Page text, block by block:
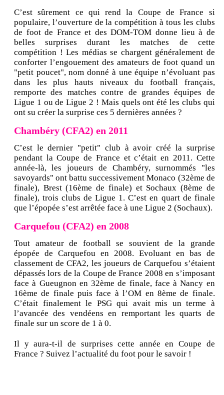
C’est sûrement ce qui rend la Coupe de France si
populaire, l’ouverture de la compétition à tous les clubs
de foot de France et des DOM-TOM donne lieu à de
belles surprises durant les matches de cette
compétition ! Les médias se chargent généralement de
conforter l’engouement des amateurs de foot quand un
"petit poucet", nom donné à une équipe n’évoluant pas
dans les plus hauts niveaux du football français,
remporte des matches contre de grandes équipes de
Ligue 1 ou de Ligue 2 ! Mais quels ont été les clubs qui
ont su créer la surprise ces 5 dernières années ?
Chambéry (CFA2) en 2011
C’est le dernier "petit" club à avoir créé la surprise
pendant la Coupe de France et c’était en 2011. Cette
année-là, les joueurs de Chambéry, surnommés "les
savoyards" ont battu successivement Monaco (32ème de
finale), Brest (16ème de finale) et Sochaux (8ème de
finale), trois clubs de Ligue 1. C’est en quart de finale
que l’épopée s’est arrêtée face à une Ligue 2 (Sochaux).
Carquefou (CFA2) en 2008
Tout amateur de football se souvient de la grande
épopée de Carquefou en 2008. Evoluant en bas de
classement de CFA2, les joueurs de Carquefou s’étaient
dépassés lors de la Coupe de France 2008 en s’imposant
face à Gueugnon en 32ème de finale, face à Nancy en
16ème de finale puis face à l’OM en 8ème de finale.
C’était finalement le PSG qui avait mis un terme à
l’avancée des vendéens en remportant les quarts de
finale sur un score de 1 à 0.
Il y aura-t-il de surprises cette année en Coupe de
France ? Suivez l’actualité du foot pour le savoir !